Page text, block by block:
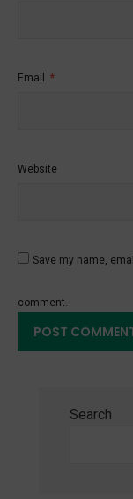
Email *
Website
Save my name,
comment.
Search